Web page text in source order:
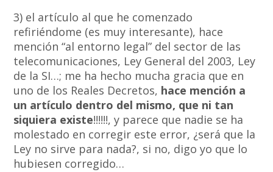
3) el artículo al que he comenzado
refiriéndome (es muy interesante), hace
mención “al entorno legal” del sector de las
telecomunicaciones, Ley General del 2003, Ley
de la SI…; me ha hecho mucha gracia que en
uno de los Reales Decretos, hace mención a
un artículo dentro del mismo, que ni tan
siquiera existe!!!!!!, y parece que nadie se ha
molestado en corregir este error, ¿será que la
Ley no sirve para nada?, si no, digo yo que lo
hubiesen corregido…